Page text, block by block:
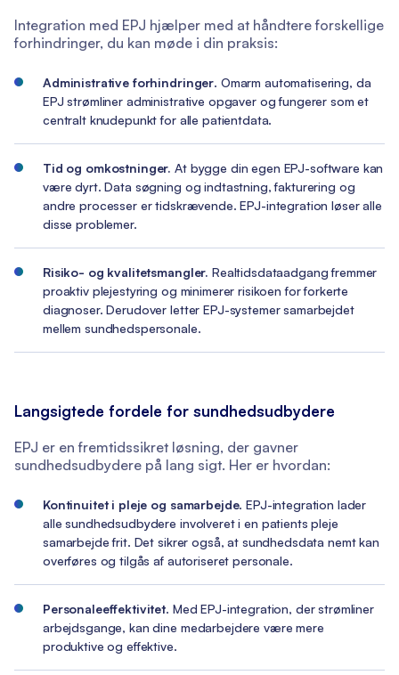
Integration med EPJ hjælper med at håndtere forskellige
forhindringer, du kan møde i din praksis:
Administrative forhindringer. Omarm automatisering, da
EPJ strømliner administrative opgaver og fungerer som et
centralt knudepunkt for alle patientdata.
Tid og omkostninger. At bygge din egen EPJ-software kan
være dyrt. Data søgning og indtastning, fakturering og
andre processer er tidskrævende. EPJ-integration løser alle
disse problemer.
Risiko- og kvalitetsmangler. Realtidsdataadgang fremmer
proaktiv plejestyring og minimerer risikoen for forkerte
diagnoser. Derudover letter EPJ-systemer samarbejdet
mellem sundhedspersonale.
Langsigtede fordele for sundhedsudbydere
EPJ er en fremtidssikret løsning, der gavner
sundhedsudbydere på lang sigt. Her er hvordan:
Kontinuitet i pleje og samarbejde. EPJ-integration lader
alle sundhedsudbydere involveret i en patients pleje
samarbejde frit. Det sikrer også, at sundhedsdata nemt kan
overføres og tilgås af autoriseret personale.
Personaleeffektivitet. Med EPJ-integration, der strømliner
arbejdsgange, kan dine medarbejdere være mere
produktive og effektive.